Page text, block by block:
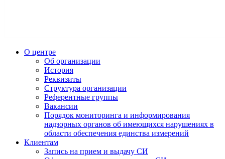
О центре
Об организации
История
Реквизиты
Структура организации
Референтные группы
Вакансии
Порядок мониторинга и информирования
надзорных органов об имеющихся нарушениях в
области обеспечения единства измерений
Клиентам
Запись на прием и выдачу СИ